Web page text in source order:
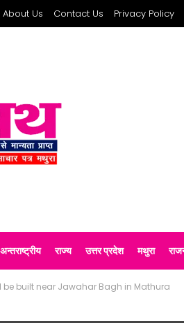
About Us Contact Us Privacy Policy
अन्तराष्ट्रीय राज्य उत्तर प्रदेश मथुरा
be built near Jawahar Bagh in Mathura